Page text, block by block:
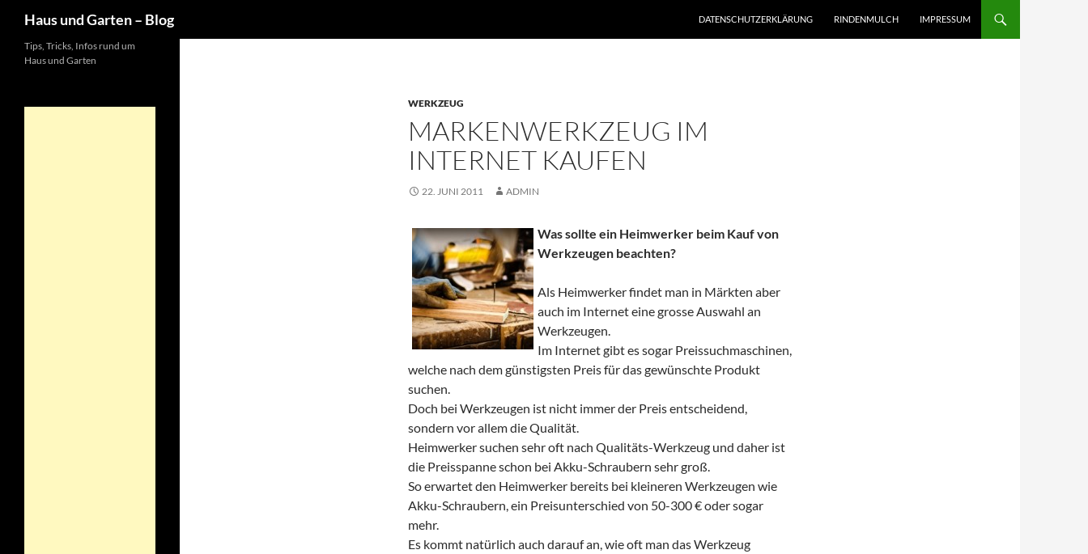
Haus und Garten – Blog
DATENSCHUTZERKLÄRUNG
RINDENMULCH IMPRESSUM
WERKZEUG
MARKENWERKZEUG IM
INTERNET KAUFEN
22. JUNI 2011 ADMIN
Was sollte ein Heimwerker beim Kauf von
Werkzeugen beachten?
Als Heimwerker findet man in Märkten aber
auch im Internet eine grosse Auswahl an
Werkzeugen.
Im Internet gibt es sogar Preissuchmaschinen,
welche nach dem günstigsten Preis für das gewünschte Produkt
suchen.
Doch bei Werkzeugen ist nicht immer der Preis entscheidend,
sondern vor allem die Qualität.
Heimwerker suchen sehr oft nach Qualitäts-Werkzeug und daher ist
die Preisspanne schon bei Akku-Schraubern sehr groß.
So erwartet den Heimwerker bereits bei kleineren Werkzeugen wie
Akku-Schraubern, ein Preisunterschied von 50-300 € oder sogar
mehr.
Es kommt natürlich auch darauf an, wie oft man das Werkzeug
Tips, Tricks, Infos rund um
Haus und Garten